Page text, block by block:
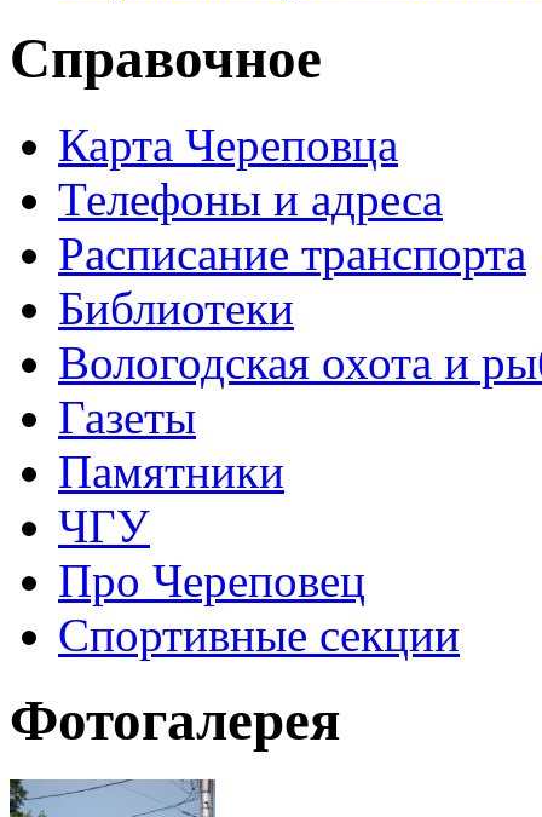
Справочное
Карта Череповца
Телефоны и адреса
Расписание транспорта
Библиотеки
Вологодская охота и
Газеты
Памятники
ЧГУ
Про Череповец
Спортивные секции
Фотогалерея